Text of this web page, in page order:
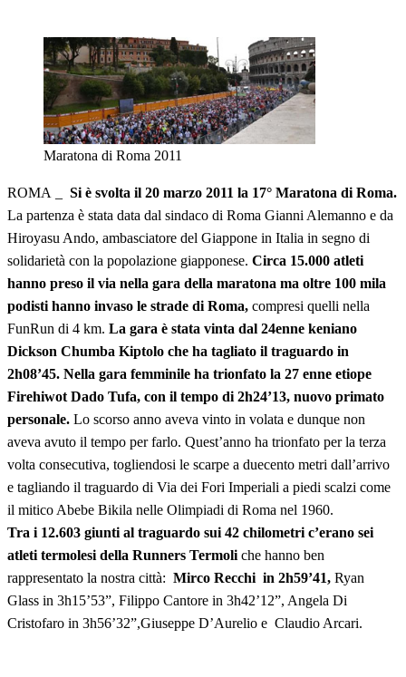
Maratona di Roma 2011
ROMA _ Si è svolta il 20 marzo 2011 la 17° Maratona di Roma.
La partenza è stata data dal sindaco di Roma Gianni Alemanno e da
Hiroyasu Ando, ambasciatore del Giappone in Italia in segno di
solidarietà con la popolazione giapponese. Circa 15.000 atleti
hanno preso il via nella gara della maratona ma oltre 100 mila
podisti hanno invaso le strade di Roma, compresi quelli nella
FunRun di 4 km. La gara è stata vinta dal 24enne keniano
Dickson Chumba Kiptolo che ha tagliato il traguardo in
2h08’45. Nella gara femminile ha trionfato la 27 enne etiope
Firehiwot Dado Tufa, con il tempo di 2h24’13, nuovo primato
personale. Lo scorso anno aveva vinto in volata e dunque non
aveva avuto il tempo per farlo. Quest’anno ha trionfato per la terza
volta consecutiva, togliendosi le scarpe a duecento metri dall’arrivo
e tagliando il traguardo di Via dei Fori Imperiali a piedi scalzi come
il mitico Abebe Bikila nelle Olimpiadi di Roma nel 1960.
Tra i 12.603 giunti al traguardo sui 42 chilometri c’erano sei
atleti termolesi della Runners Termoli che hanno ben
rappresentato la nostra città: Mirco Recchi in 2h59’41, Ryan
Glass in 3h15’53”, Filippo Cantore in 3h42’12”, Angela Di
Cristofaro in 3h56’32”,Giuseppe D’Aurelio e Claudio Arcari.